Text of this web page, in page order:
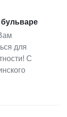
для
С